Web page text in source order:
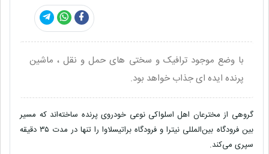
با وضع موجود ترافیک و سختی های حمل و نقل ، ماشین
پرنده ایده ای جذاب خواهد بود.
گروهی از مخترعان اهل اسلواکی نوعی خودروی پرنده ساخته‌اند که مسیر
بین فرودگاه بین‌المللی نیترا و فرودگاه براتیسلاوا را تنها در مدت ۳۵ دقیقه
سپری می‌کند.